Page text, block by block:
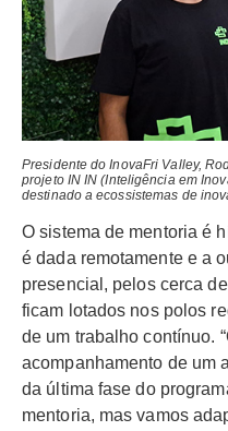
Presidente do InovaFri Valley,
projeto IN IN (Inteligência em
destinado a ecossistemas de
O sistema de mentoria é
é dada remotamente e a
presencial, pelos cerca
ficam lotados nos polos
de um trabalho contínuo.
acompanhamento de um
da última fase do
mentoria, mas vamos